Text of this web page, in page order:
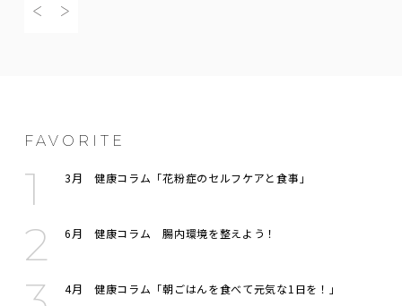
FAVORITE
3月 健康コラム「花粉症のセルフケアと食事」
6月 健康コラム 腸内環境を整えよう！
4月 健康コラム「朝ごはんを食べて元気な1日を！」